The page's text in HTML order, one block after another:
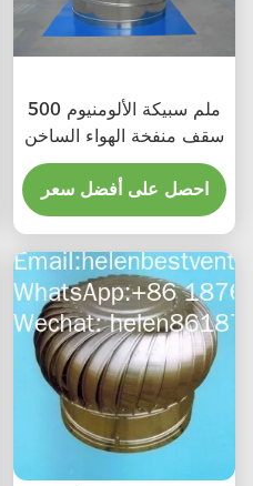
500 ملم سبيكة الألومنيوم
سقف منفخة الهواء الساخن
احصل على أفضل سعر